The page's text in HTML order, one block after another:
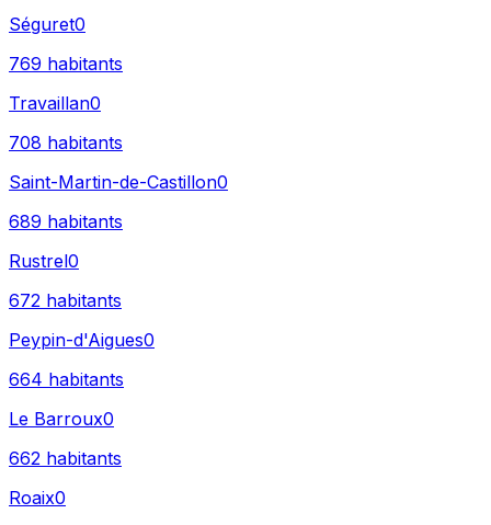
Séguret0
769 habitants
Travaillan0
708 habitants
Saint-Martin-de-Castillon0
689 habitants
Rustrel0
672 habitants
Peypin-d'Aigues0
664 habitants
Le Barroux0
662 habitants
Roaix0